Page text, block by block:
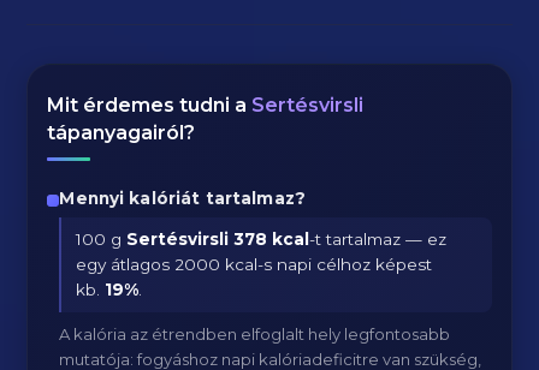
Mit érdemes tudni a Sertésvirsli
tápanyagairól?
Mennyi kalóriát tartalmaz?
100 g Sertésvirsli 378 kcal-t tartalmaz — ez
egy átlagos 2000 kcal-s napi célhoz képest
kb. 19%
A kalória az étrendben elfoglalt hely legfontosabb
mutatója: fogyáshoz napi kalóriadeficitre van szükség,